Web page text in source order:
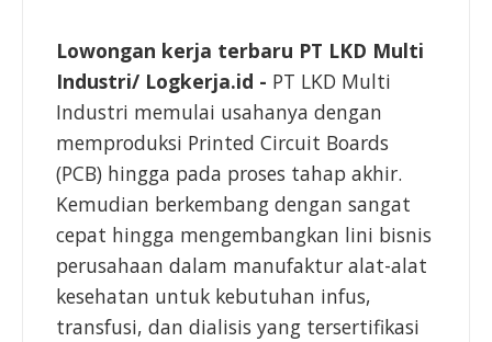
Lowongan kerja terbaru PT LKD Multi
Industri/ Logkerja.id - PT LKD Multi
Industri memulai usahanya dengan
memproduksi Printed Circuit Boards
(PCB) hingga pada proses tahap akhir.
Kemudian berkembang dengan sangat
cepat hingga mengembangkan lini bisnis
perusahaan dalam manufaktur alat-alat
kesehatan untuk kebutuhan infus,
transfusi, dan dialisis yang tersertifikasi